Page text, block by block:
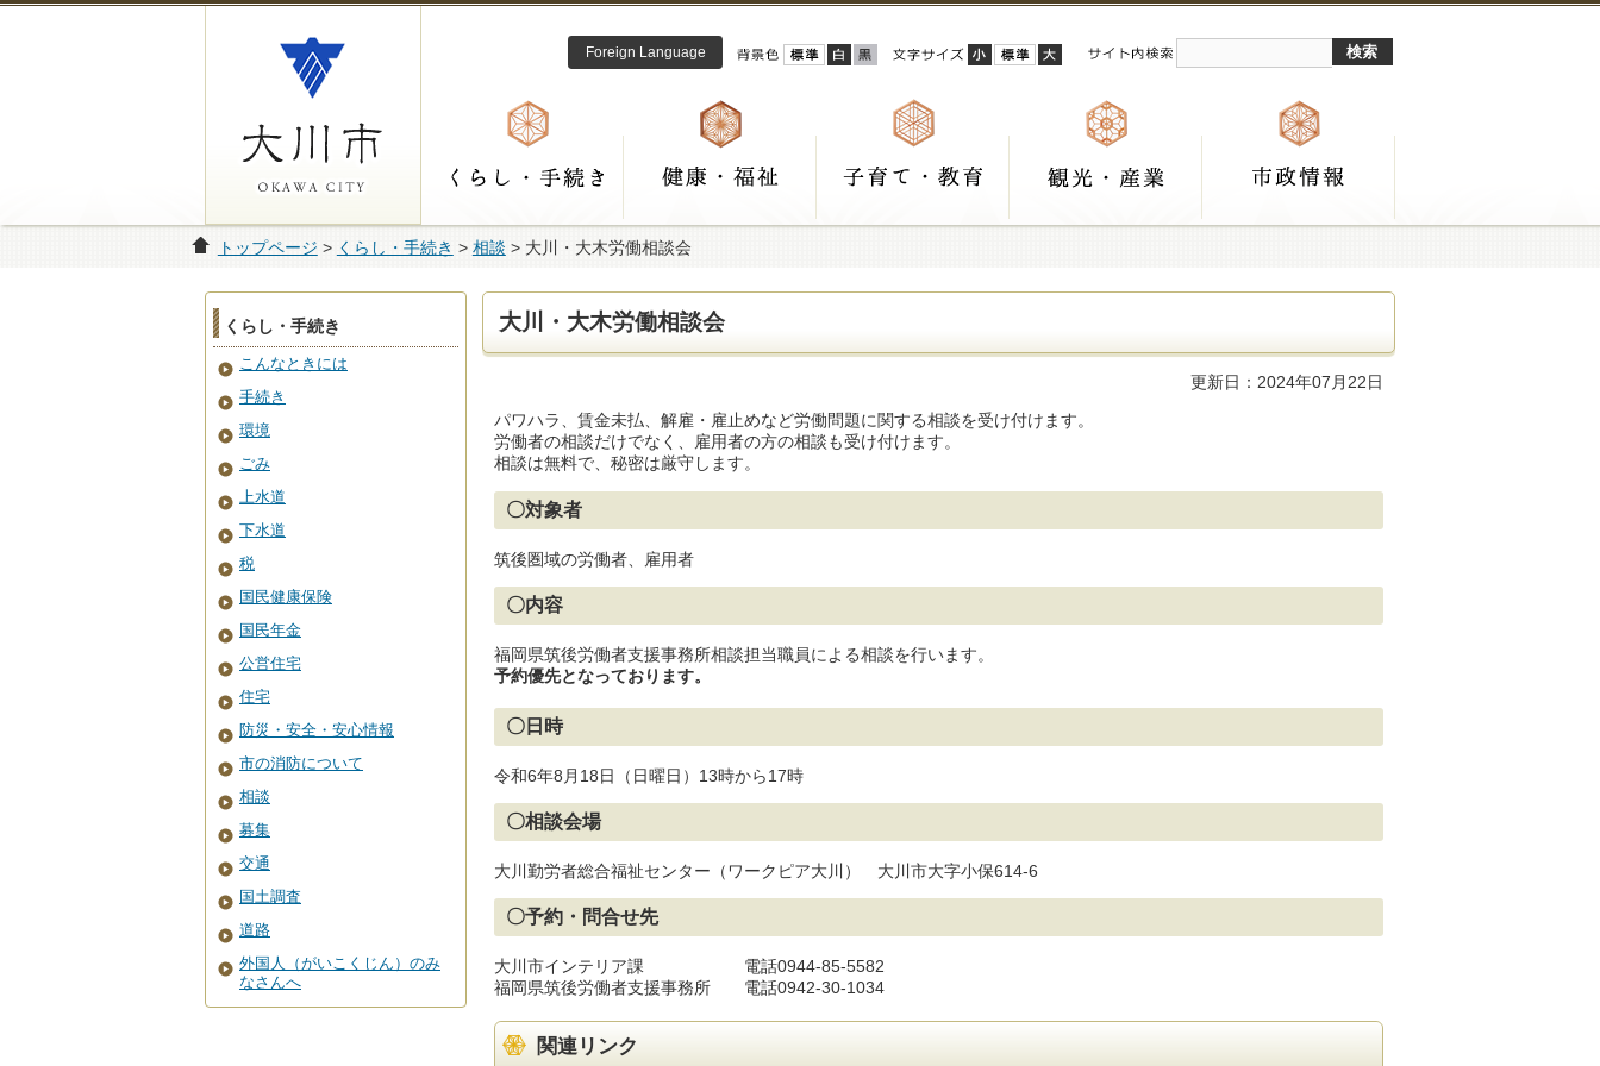
Foreign Language
トップページ > くらし・手続き > 相談 > 大川・大木労働相談会
大川・大木労働相談会
更新日：2024年07月22日
パワハラ、賃金未払、解雇・雇止めなど労働問題に関する相談を受け付けます。
労働者の相談だけでなく、雇用者の方の相談も受け付けます。
相談は無料で、秘密は厳守します。
〇対象者
筑後圏域の労働者、雇用者
〇内容
福岡県筑後労働者支援事務所相談担当職員による相談を行います。
予約優先となっております。
〇日時
令和6年8月18日（日曜日）13時から17時
〇相談会場
大川勤労者総合福祉センター（ワークピア大川） 大川市大字小保614-6
〇予約・問合せ先
大川市インテリア課 電話0944-85-5582
福岡県筑後労働者支援事務所 電話0942-30-1034
関連リンク
くらし・手続き
こんなときには
手続き
環境
ごみ
上水道
下水道
税
国民健康保険
国民年金
公営住宅
住宅
防災・安全・安心情報
市の消防について
相談
募集
交通
国土調査
道路
外国人（がいこくじん）のみ
なさんへ